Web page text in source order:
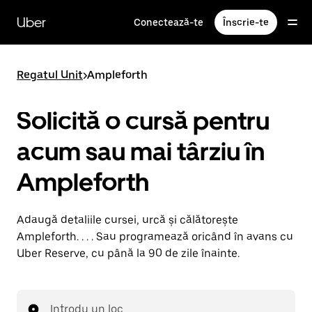
direct
conținutul
principal
Uber Conectează-te Înscrie-te
Regatul Unit>Ampleforth
Solicită o cursă pentru
acum sau mai târziu în
Ampleforth
Adaugă detaliile cursei, urcă și călătorește
Ampleforth. . . . Sau programează oricând în avans cu
Uber Reserve, cu până la 90 de zile înainte.
Introdu un loc